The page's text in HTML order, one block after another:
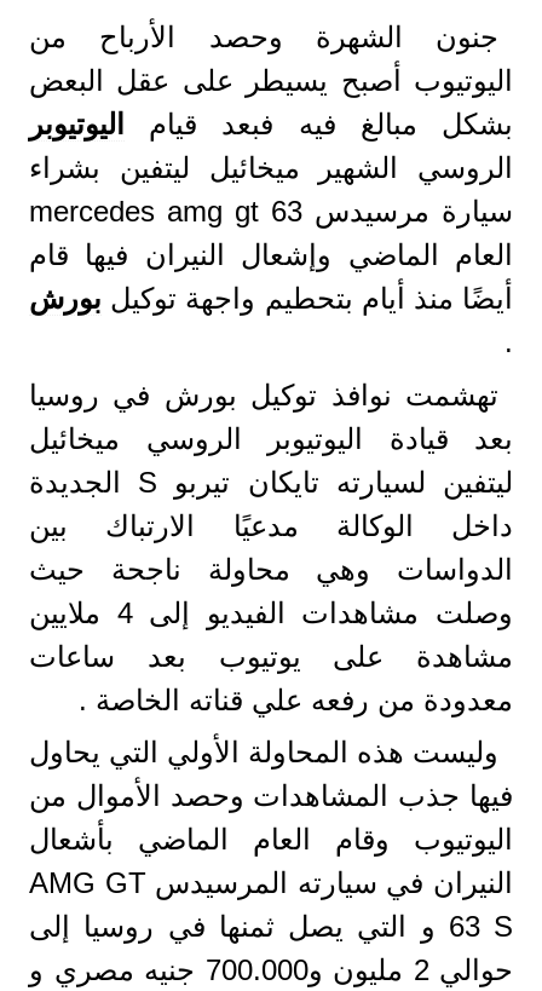
جنون الشهرة وحصد الأرباح من
اليوتيوب أصبح يسيطر على عقل البعض
بشكل مبالغ فيه فبعد قيام
اليوتيوبر
الروسي الشهير ميخائيل ليتفين بشراء
سيارة مرسيدس mercedes amg gt 63
العام الماضي وإشعال النيران فيها قام
أيضًا منذ أيام بتحطيم واجهة توكيل بورش
.
تهشمت نوافذ توكيل بورش في روسيا
بعد قيادة اليوتيوبر الروسي ميخائيل
ليتفين لسيارته تايكان تيربو S الجديدة
داخل الوكالة مدعيًا الارتباك بين
الدواسات وهي محاولة ناجحة حيث
وصلت مشاهدات الفيديو إلى 4 ملايين
مشاهدة على يوتيوب بعد ساعات
معدودة من رفعه علي قناته الخاصة .
وليست هذه المحاولة الأولي التي يحاول
فيها جذب المشاهدات وحصد الأموال من
اليوتيوب وقام العام الماضي بأشعال
النيران في سيارته المرسيدسAMG GT
63 S و التي يصل ثمنها في روسيا إلى
حوالي 2 مليون و700.000 جنيه مصري و